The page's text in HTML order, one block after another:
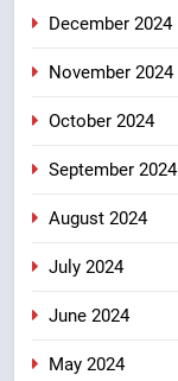
December 2024
November 2024
October 2024
September 2024
August 2024
July 2024
June 2024
May 2024